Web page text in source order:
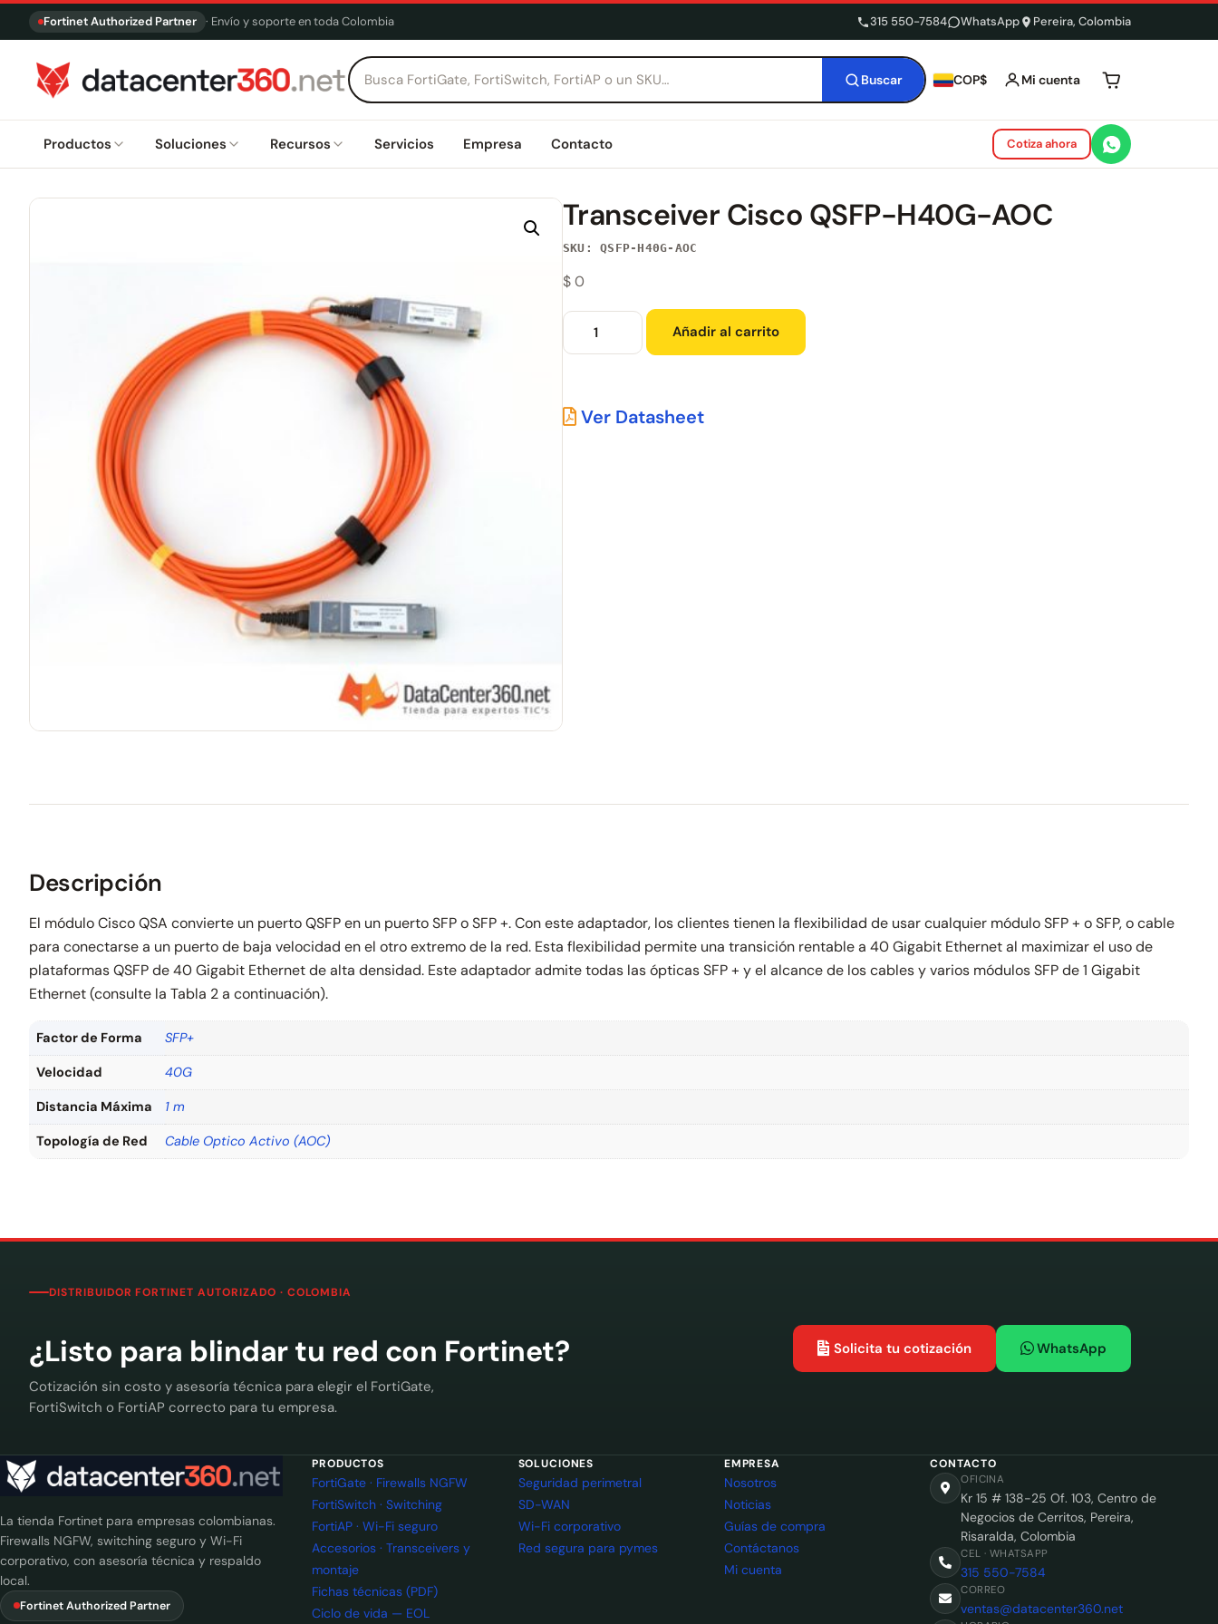
Fortinet Authorized Partner · Envío y soporte en toda Colombia 315 550-7584 WhatsApp Pereira, Colombia
Buscar COP$ Mi cuenta Tu carrito está
Productos Soluciones Recursos Servicios Empresa Contacto Cotiza ahora
Transceiver Cisco QSFP-H40G-AOC
SKU: QSFP-H40G-AOC
$0
Añadir al carrito
Ver Datasheet
Descripción
El módulo Cisco QSA convierte un puerto QSFP en un puerto SFP o SFP +. Con este adaptador, los clientes tienen la flexibilidad de usar cualquier módulo SFP + o SFP, o cable
para conectarse a un puerto de baja velocidad en el otro extremo de la red. Esta flexibilidad permite una transición rentable a 40 Gigabit Ethernet al maximizar el uso de
plataformas QSFP de 40 Gigabit Ethernet de alta densidad. Este adaptador admite todas las ópticas SFP + y el alcance de los cables y varios módulos SFP de 1 Gigabit
Ethernet (consulte la Tabla 2 a continuación).
Factor de Forma SFP+
Velocidad 40G
Distancia Máxima 1 m
Topología de Red Cable Optico Activo (AOC)
DISTRIBUIDOR FORTINET AUTORIZADO · COLOMBIA
¿Listo para blindar tu red con Fortinet?
Cotización sin costo y asesoría técnica para elegir el FortiGate,
FortiSwitch o FortiAP correcto para tu empresa.
Solicita tu cotización WhatsApp
La tienda Fortinet para empresas colombianas.
Firewalls NGFW, switching seguro y Wi-Fi
corporativo, con asesoría técnica y respaldo
local.
Fortinet Authorized Partner
PRODUCTOS
FortiGate · Firewalls NGFW
FortiSwitch · Switching
FortiAP · Wi-Fi seguro
Accesorios · Transceivers y
montaje
Fichas técnicas (PDF)
Ciclo de vida — EOL
SOLUCIONES
Seguridad perimetral
SD-WAN
Wi-Fi corporativo
Red segura para pymes
EMPRESA
Nosotros
Noticias
Guías de compra
Contáctanos
Mi cuenta
CONTACTO
OFICINA
Kr 15 # 138-25 Of. 103, Centro de
Negocios de Cerritos, Pereira,
Risaralda, Colombia
CEL · WHATSAPP
315 550-7584
CORREO
ventas@datacenter360.net